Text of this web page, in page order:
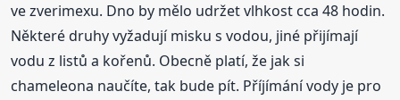
ve zverimexu. Dno by mělo udržet vlhkost cca 48 hodin.
Některé druhy vyžadují misku s vodou, jiné přijímají
vodu z listů a kořenů. Obecně platí, že jak si
chameleona naučíte, tak bude pít. Příjímání vody je pro